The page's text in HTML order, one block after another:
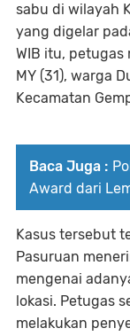
sabu di wilayah
yang digelar
WIB itu, petugas
MY (31), warga
Kecamatan
Baca Juga :
Award dari
Kasus tersebut
Pasuruan
mengenai
lokasi. Petugas
melakukan